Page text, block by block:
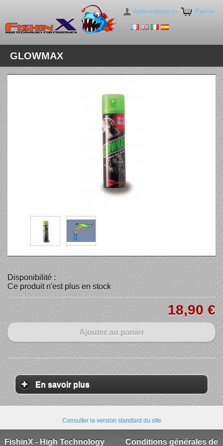
Panier
Authentication
GLOWMAX
Disponibilité :
Ce produit n'est plus en stock
18,90 €
Ajouter au panier
En savoir plus
Consulter la version standard du site
FishinX - High Technology Conditions générales de